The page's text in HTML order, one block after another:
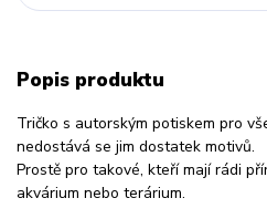
Popis produktu
Tričko s autorským potiskem pro
nedostává se jim dostatek motivů.
Prostě pro takové, kteří mají rádi
akvárium nebo terárium.